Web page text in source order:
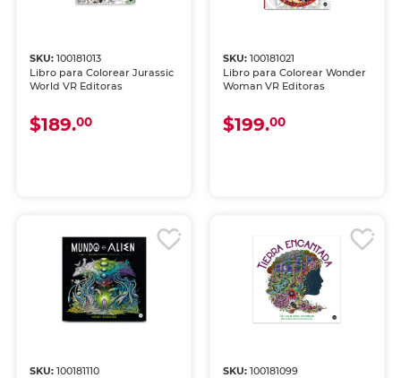
SKU:100181013
Libro para Colorear Jurassic
World VR Editoras
$189.00
SKU: 100181021
Libro para Colorear Wonder
Woman VR Editoras
$199.00
SKU:100181110
SKU: 100181099